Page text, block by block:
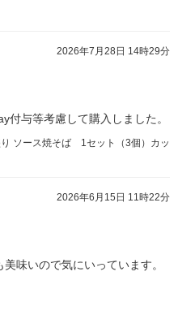
2026年7月28日 14時29分
付与等考慮して購入しました。
ソース焼そば 1セット（3個）カッ
2026年6月15日 11時22分
味いので気にいっています。